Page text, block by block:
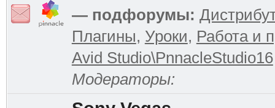
— подфорумы:
Плагины, Уроки, Работа и
Avid Studio\PnnacleStudio16
Модераторы: